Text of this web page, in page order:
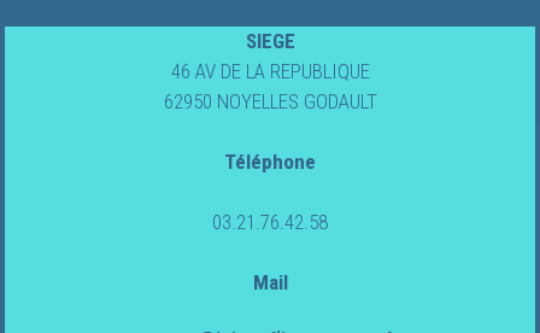
Fils
SIEGE
46 AV DE LA REPUBLIQUE
62950 NOYELLES GODAULT
Téléphone
03.21.76.42.58
Mail